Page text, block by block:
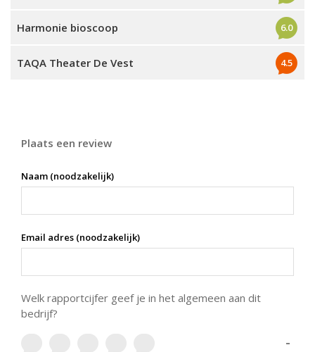
Harmonie bioscoop 6.0
TAQA Theater De Vest 4.5
Plaats een review
Naam (noodzakelijk)
Email adres (noodzakelijk)
Welk rapportcijfer geef je in het algemeen aan dit
bedrijf?
-